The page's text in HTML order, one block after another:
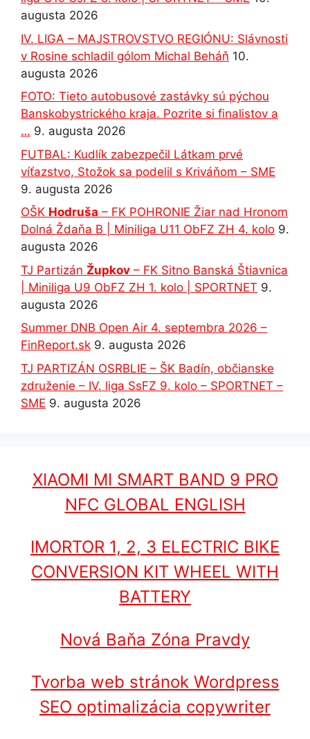
augusta 2026
IV. LIGA – MAJSTROVSTVO REGIÓNU: Slávnosti
v Rosine schladil gólom Michal Beháň 10.
augusta 2026
FOTO: Tieto autobusové zastávky sú pýchou
Banskobystrického kraja. Pozrite si finalistov a
… 9. augusta 2026
FUTBAL: Kudlík zabezpečil Látkam prvé
víťazstvo, Stožok sa podelil s Kriváňom – SME
9. augusta 2026
OŠK Hodruša – FK POHRONIE Žiar nad Hronom
Dolná Ždaňa B | Miniliga U11 ObFZ ZH 4. kolo 9.
augusta 2026
TJ Partizán Župkov – FK Sitno Banská Štiavnica
| Miniliga U9 ObFZ ZH 1. kolo | SPORTNET 9.
augusta 2026
Summer DNB Open Air 4. septembra 2026 –
FinReport.sk 9. augusta 2026
TJ PARTIZÁN OSRBLIE – ŠK Badín, občianske
združenie – IV. liga SsFZ 9. kolo – SPORTNET –
SME 9. augusta 2026
XIAOMI MI SMART BAND 9 PRO
NFC GLOBAL ENGLISH
IMORTOR 1, 2, 3 ELECTRIC BIKE
CONVERSION KIT WHEEL WITH
BATTERY
Nová Baňa Zóna Pravdy
Tvorba web stránok Wordpress
SEO optimalizácia copywriter